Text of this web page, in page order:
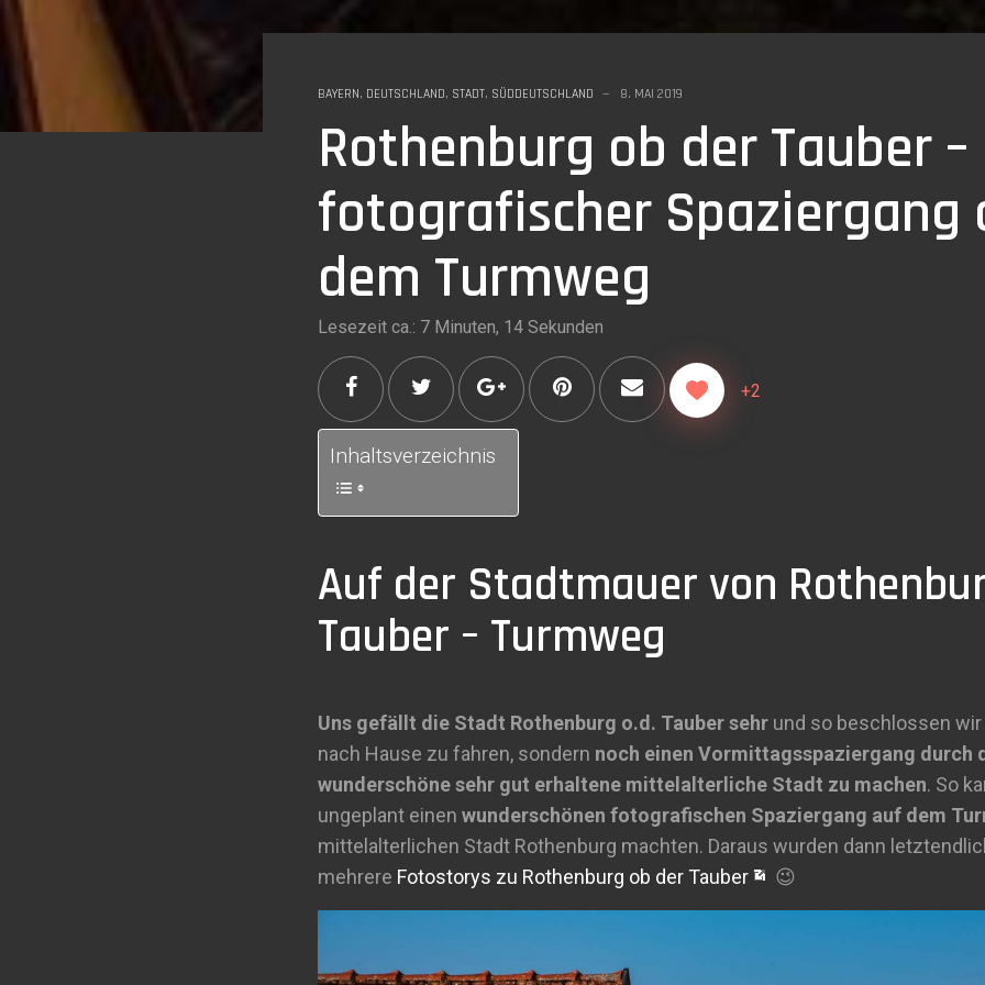
BAYERN, DEUTSCHLAND, STADT, SÜDDEUTSCHLAND 8. MAI 2019
Rothenburg ob der Tauber –
fotografischer Spaziergang
dem Turmweg
Lesezeit ca.: 7 Minuten, 14 Sekunden
+2
Inhaltsverzeichnis
Auf der Stadtmauer von
Tauber – Turmweg
Uns gefällt die Stadt Rothenburg o.d. Tauber sehr und so beschlossen
nach Hause zu fahren, sondern noch einen Vormittagsspaziergang durch
wunderschöne sehr gut erhaltene mittelalterliche Stadt zu machen. So
ungeplant einen wunderschönen fotografischen Spaziergang auf dem
mittelalterlichen Stadt Rothenburg machten. Daraus wurden dann
mehrere Fotostorys zu Rothenburg ob der Tauber 😉